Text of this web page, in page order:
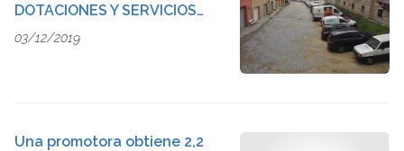
DOTACIONES Y SERVICIOS
URBANOS
03/12/2019
Una promotora obtiene 2,2